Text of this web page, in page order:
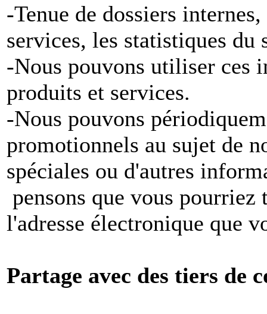
-Tenue de dossiers
services, les statistiques du
-Nous pouvons utiliser ces
produits et services.
-Nous pouvons
promotionnels au sujet de
spéciales ou d'autres
pensons que vous
l'adresse électronique que
Partage avec des tiers de